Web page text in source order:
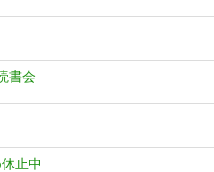
書会
止中